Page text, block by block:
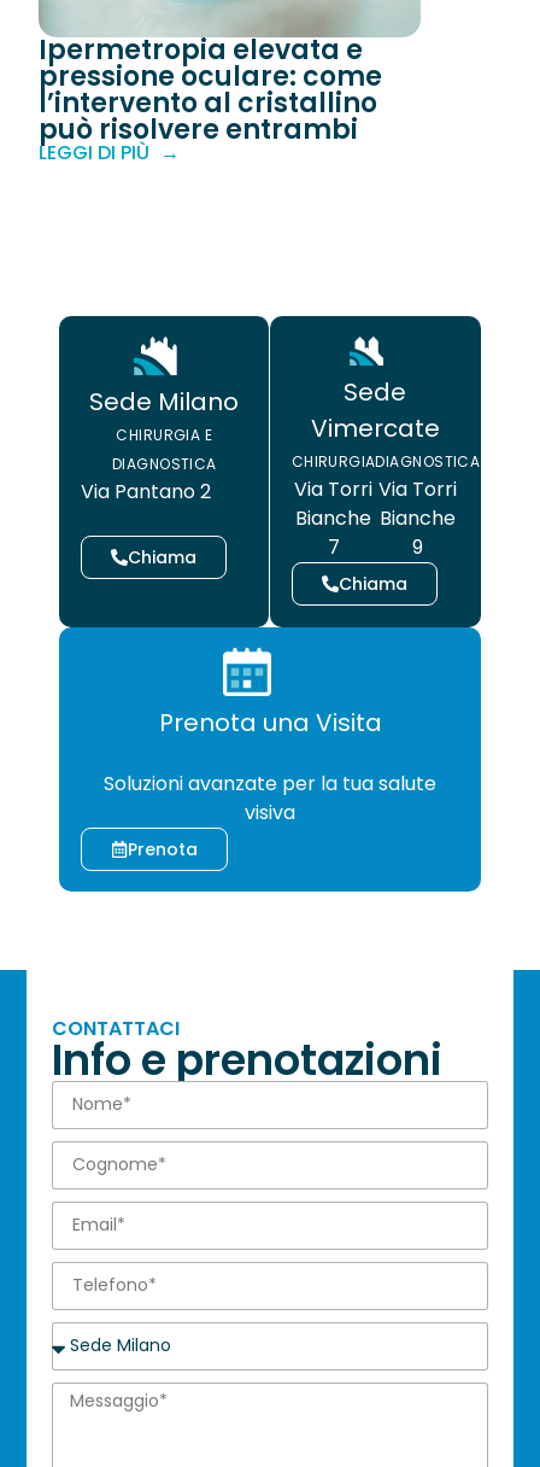
Ipermetropia elevata e
pressione oculare: come
l’intervento al cristallino
può risolvere entrambi
LEGGI DI PIÙ
Sede Milano
CHIRURGIA E
DIAGNOSTICA
Via Pantano 2
Chiama
Sede
Vimercate
CHIRURGIA
Via Torri
Bianche
7
DIAGNOSTICA
Via Torri
Bianche
9
Chiama
Prenota una Visita
Soluzioni avanzate per la tua salute
visiva
Prenota
CONTATTACI
Info e prenotazioni